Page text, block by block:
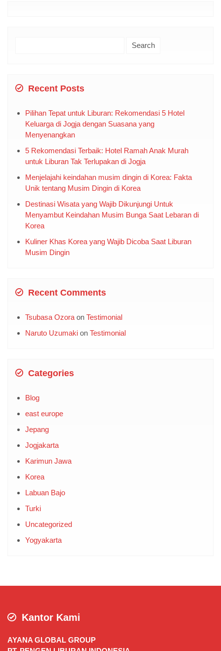
Recent Posts
Pilihan Tepat untuk Liburan: Rekomendasi 5 Hotel
Keluarga di Jogja dengan Suasana yang
Menyenangkan
5 Rekomendasi Terbaik: Hotel Ramah Anak Murah
untuk Liburan Tak Terlupakan di Jogja
Menjelajahi keindahan musim dingin di Korea: Fakta
Unik tentang Musim Dingin di Korea
Destinasi Wisata yang Wajib Dikunjungi Untuk
Menyambut Keindahan Musim Bunga Saat Lebaran di
Korea
Kuliner Khas Korea yang Wajib Dicoba Saat Liburan
Musim Dingin
Recent Comments
Tsubasa Ozora on Testimonial
Naruto Uzumaki on Testimonial
Categories
Blog
east europe
Jepang
Jogjakarta
Karimun Jawa
Korea
Labuan Bajo
Turki
Uncategorized
Yogyakarta
Kantor Kami
AYANA GLOBAL GROUP